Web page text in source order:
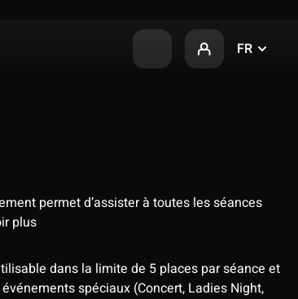
FR
permet d’assister à toutes les séances
plus
dans la limite de 5 places par séance et
spéciaux (Concert, Ladies Night,